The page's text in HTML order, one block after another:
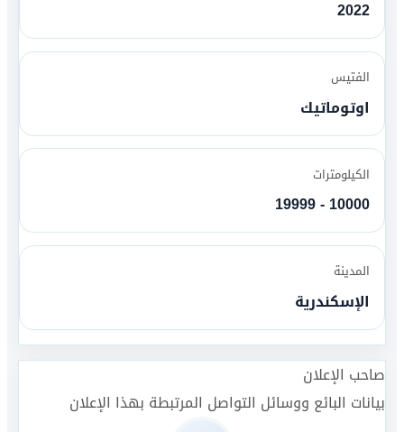
2022
الفتيس
اوتوماتيك
الكيلومترات
10000 - 19999
المدينة
الإسكندرية
صاحب الإعلان
بيانات البائع ووسائل التواصل المرتبطة بهذا الإعلان